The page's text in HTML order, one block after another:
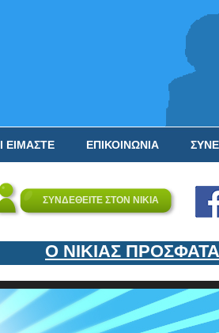
ΕΠΙΚΟΙΝΩΝΙΑ
ΕΙΜΑΣΤΕ
ΣΥΝΔΕΘΕΙΤΕ ΣΤΟΝ ΝΙΚΙΑ
Ο ΝΙΚΙΑΣ ΠΡΟΣΦΑΤΑ